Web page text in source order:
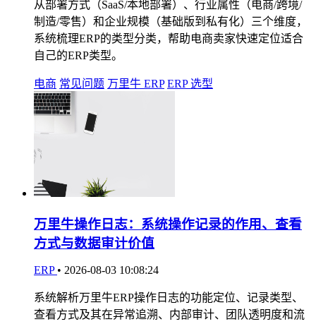
从部署方式（SaaS/本地部署）、行业属性（电商/跨境/
制造/零售）和企业规模（基础版到私有化）三个维度，
系统梳理ERP的类型分类，帮助电商卖家快速定位适合
自己的ERP类型。
电商 常见问题 万里牛 ERP ERP 选型
万里牛操作日志：系统操作记录的作用、查看
方式与数据审计价值
ERP • 2026-08-03 10:08:24
系统解析万里牛ERP操作日志的功能定位、记录类型、
查看方式及其在异常追溯、内部审计、团队透明度和流